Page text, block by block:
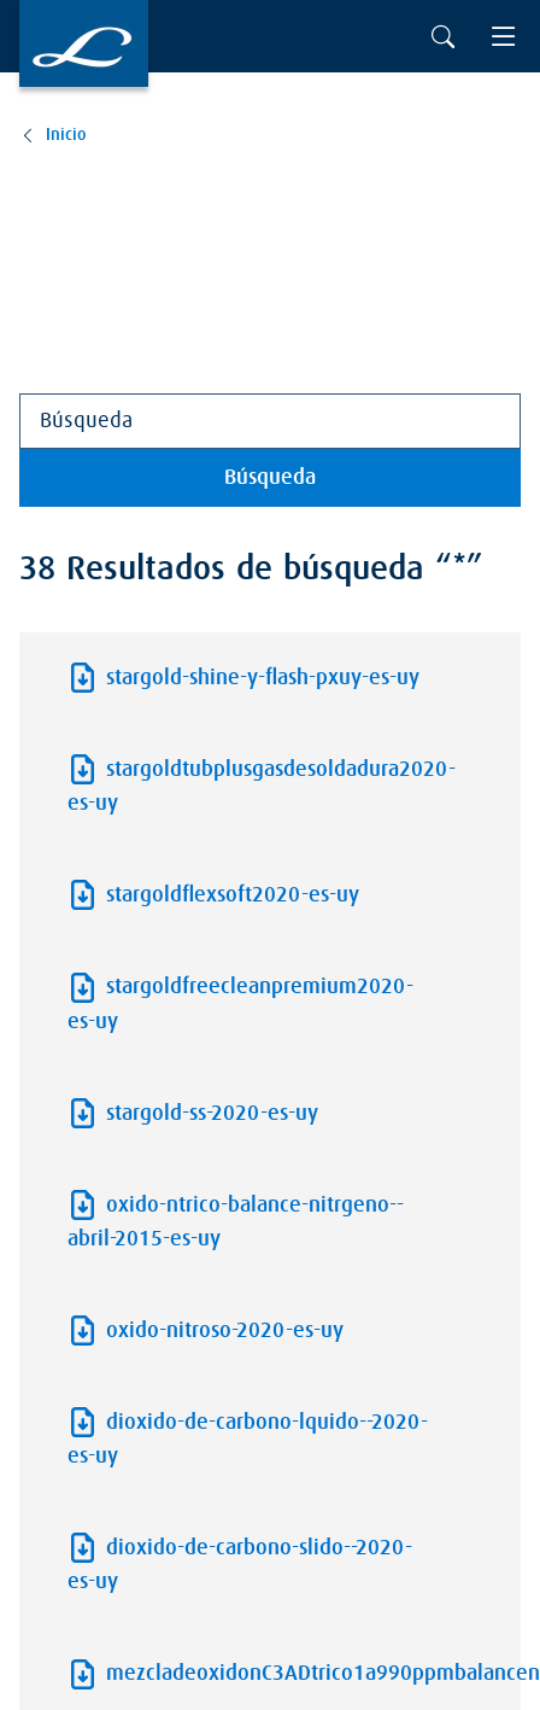
Ir al contenido principal
Inicio
Búsqueda
38 Resultados de búsqueda “*”
stargold-shine-y-flash-pxuy-es-uy
stargoldtubplusgasdesoldadura2020-
es-uy
stargoldflexsoft2020-es-uy
stargoldfreecleanpremium2020-
es-uy
stargold-ss-2020-es-uy
oxido-ntrico-balance-nitrgeno--
abril-2015-es-uy
oxido-nitroso-2020-es-uy
dioxido-de-carbono-lquido--2020-
es-uy
dioxido-de-carbono-slido--2020-
es-uy